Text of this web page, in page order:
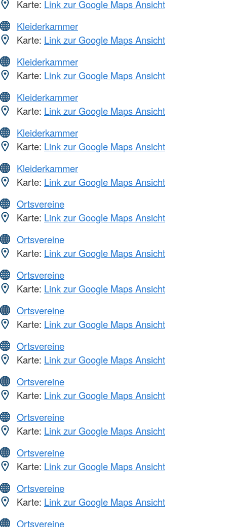
Karte: Link zur Google Maps Ansicht
Kleiderkammer
Karte: Link zur Google Maps Ansicht
Kleiderkammer
Karte: Link zur Google Maps Ansicht
Kleiderkammer
Karte: Link zur Google Maps Ansicht
Kleiderkammer
Karte: Link zur Google Maps Ansicht
Kleiderkammer
Karte: Link zur Google Maps Ansicht
Ortsvereine
Karte: Link zur Google Maps Ansicht
Ortsvereine
Karte: Link zur Google Maps Ansicht
Ortsvereine
Karte: Link zur Google Maps Ansicht
Ortsvereine
Karte: Link zur Google Maps Ansicht
Ortsvereine
Karte: Link zur Google Maps Ansicht
Ortsvereine
Karte: Link zur Google Maps Ansicht
Ortsvereine
Karte: Link zur Google Maps Ansicht
Ortsvereine
Karte: Link zur Google Maps Ansicht
Ortsvereine
Karte: Link zur Google Maps Ansicht
Ortsvereine